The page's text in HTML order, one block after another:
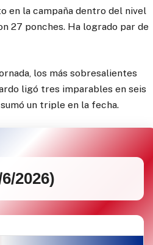
en la campaña dentro del nivel
27 ponches. Ha logrado par de
los más sobresalientes
ligó tres imparables en seis
un triple en la fecha.
2026)